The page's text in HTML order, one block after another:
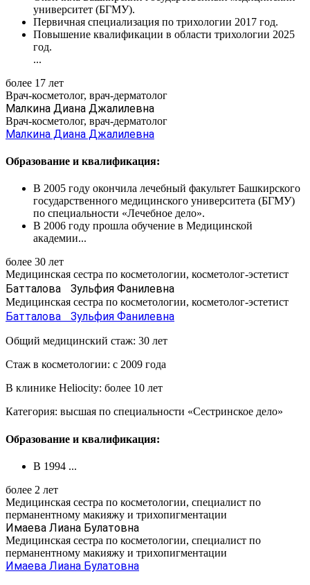
университет (БГМУ).
Первичная специализация по трихологии 2017 год.
Повышение квалификации в области трихологии 2025
год.
...
более 17 лет
Врач-косметолог, врач-дерматолог
Малкина Диана Джалилевна
Врач-косметолог, врач-дерматолог
Малкина Диана Джалилевна
Образование и квалификация:
В 2005 году окончила лечебный факультет Башкирского
государственного медицинского университета (БГМУ)
по специальности «Лечебное дело».
В 2006 году прошла обучение в Медицинской
академии...
более 30 лет
Медицинская сестра по косметологии, косметолог-эстетист
Батталова Зульфия Фанилевна
Медицинская сестра по косметологии, косметолог-эстетист
Батталова Зульфия Фанилевна
Общий медицинский стаж: 30 лет
Стаж в косметологии: с 2009 года
В клинике Heliocity: более 10 лет
Категория: высшая по специальности «Сестринское дело»
Образование и квалификация:
В 1994 ...
более 2 лет
Медицинская сестра по косметологии, специалист по
перманентному макияжу и трихопигментации
Имаева Лиана Булатовна
Медицинская сестра по косметологии, специалист по
перманентному макияжу и трихопигментации
Имаева Лиана Булатовна